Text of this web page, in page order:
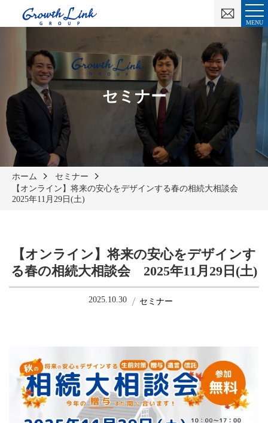
MENU
い
セミナー
ホーム
セミナー
【オンライン】将来の安心をデザインする春の相続大相談会
2025年11月29日(土)
【オンライン】将来の安心をデザインす
る春の相続大相談会 2025年11月29日(土)
2025.10.30 セミナー